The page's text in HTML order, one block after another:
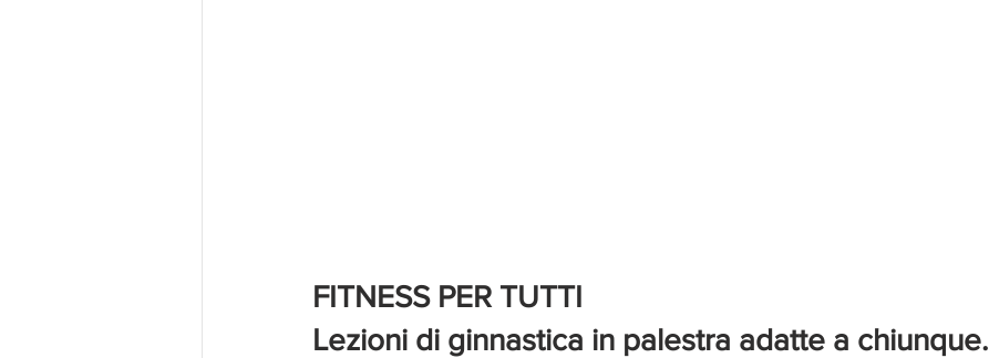
FITNESS PER TUTTI
Lezioni di ginnastica in palestra adatte a chiunque.